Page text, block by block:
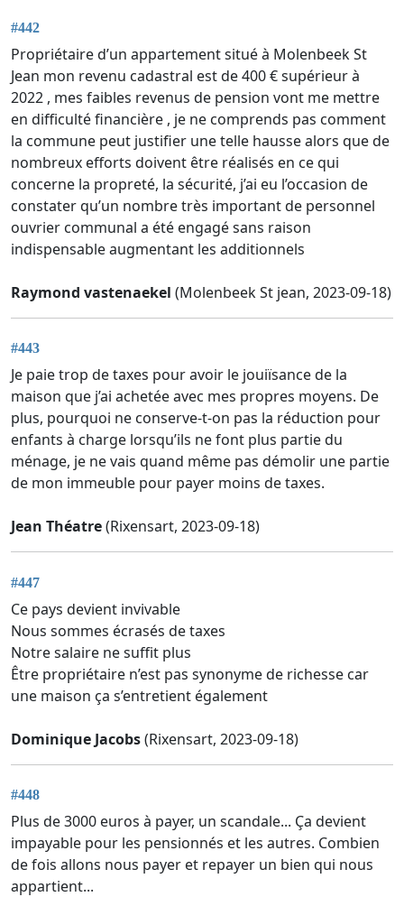
#442
Propriétaire d’un appartement situé à Molenbeek St
Jean mon revenu cadastral est de 400 € supérieur à
2022 , mes faibles revenus de pension vont me mettre
en difficulté financière , je ne comprends pas comment
la commune peut justifier une telle hausse alors que de
nombreux efforts doivent être réalisés en ce qui
concerne la propreté, la sécurité, j’ai eu l’occasion de
constater qu’un nombre très important de personnel
ouvrier communal a été engagé sans raison
indispensable augmentant les additionnels
Raymond vastenaekel (Molenbeek St jean, 2023-09-18)
#443
Je paie trop de taxes pour avoir le jouiïsance de la
maison que j’ai achetée avec mes propres moyens. De
plus, pourquoi ne conserve-t-on pas la réduction pour
enfants à charge lorsqu’ils ne font plus partie du
ménage, je ne vais quand même pas démolir une partie
de mon immeuble pour payer moins de taxes.
Jean Théatre(Rixensart, 2023-09-18)
#447
Ce pays devient invivable
Nous sommes écrasés de taxes
Notre salaire ne suffit plus
Être propriétaire n’est pas synonyme de richesse car
une maison ça s’entretient également
Dominique Jacobs(Rixensart, 2023-09-18)
#448
Plus de 3000 euros à payer, un scandale... Ça devient
impayable pour les pensionnés et les autres. Combien
de fois allons nous payer et repayer un bien qui nous
appartient...